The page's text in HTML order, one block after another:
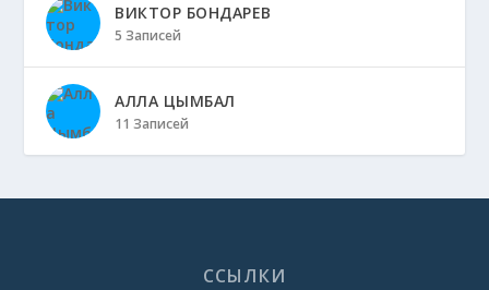
ВИКТОР БОНДАРЕВ
5 Записей
АЛЛА ЦЫМБАЛ
11 Записей
ССЫЛКИ